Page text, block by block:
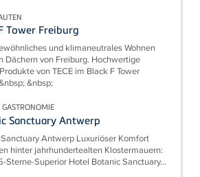
Tower Freiburg
und klimaneutrales Wohnen
Dächern von Freiburg. Hochwertige
von TECE im Black F Tower
&nbsp;
Sanctuary Antwerp
Antwerp Luxuriöser Komfort
hinter jahrhundertealten Klostermauern:
Sterne-Superior Hotel Botanic Sanctuary...